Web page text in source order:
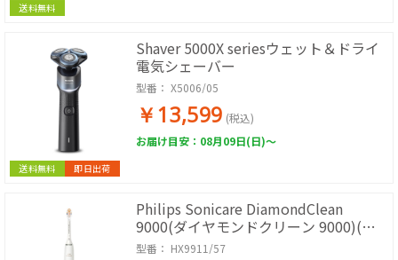
送料無料
送料無料 即日出荷
Shaver 5000X seriesウェット＆ドライ
電気シェーバー
型番： X5006/05
￥13,599 (税込)
お届け目安：08月09日(日)～
Philips Sonicare DiamondClean
9000(ダイヤモンドクリーン 9000)(ホ
ワイト)
型番： HX9911/57